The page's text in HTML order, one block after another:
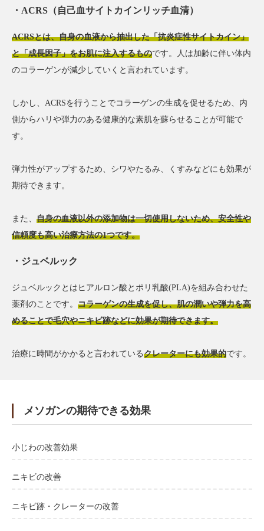
ACRS（自己血サイトカインリッチ血清）
ACRSとは、自身の血液から抽出した「抗炎症性サイトカイン」
と「成長因子」をお肌に注入するものです。人は加齢に伴い体内
のコラーゲンが減少していくと言われています。
しかし、ACRSを行うことでコラーゲンの生成を促せるため、内
側からハリや弾力のある健康的な素肌を蘇らせることが可能で
す。
弾力性がアップするため、シワやたるみ、くすみなどにも効果が
期待できます。
また、 自身の血液以外の添加物は一切使用しないため、安全性や
信頼度も高い治療方法の1つです。
ジュベルック
ジュベルックとはヒアルロン酸とポリ乳酸(PLA)を組み合わせた
薬剤のことです。 コラーゲンの生成を促し、肌の潤いや弾力を高
めることで毛穴やニキビ跡などに効果が期待できます。
治療に時間がかかると言われているクレーターにも効果的です。
メソガンの期待できる効果
小じわの改善効果
ニキビの改善
ニキビ跡・クレーターの改善